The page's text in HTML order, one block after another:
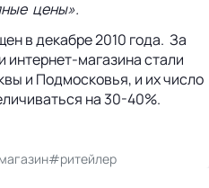
цены».
в декабре 2010 года. За
магазина стали
и Подмосковья, и их число
на 30-40%.
#ритейлер